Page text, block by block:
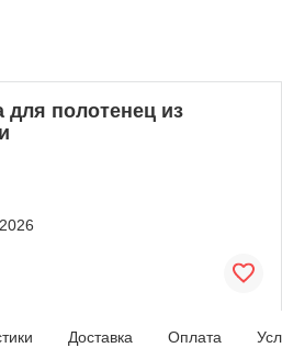
полотенец из
Доставка Оплата